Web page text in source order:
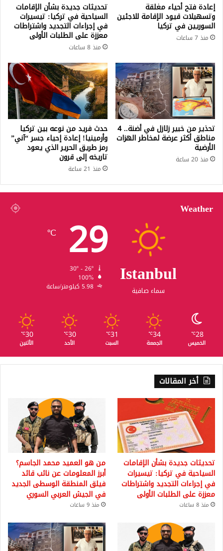
إعادة فتح أحياء مغلقة
وتسهيلات قيود الإقامة للاجئين
السوريين في تركيا
منذ 7 ساعات
تحديثات جديدة بشأن الإقامات
السياحية في تركيا: تيسيرات
في إجراءات التجديد واشتراطات
معززة على الطلبات الأولى
منذ 8 ساعات
تحذير من خبير زلازل في أضنة.. 4
مناطق أكثر عرضة لمخاطر الهزات
الأرضية
منذ 20 ساعة
حدث فريد من نوعه بين تركيا
وأرمينيا! إعادة إحياء جسر “آني”
رمز طريق الحرير الذي يعود
تاريخه إلى قرون
منذ 21 ساعة
Weather
Istanbul
سماء صافية
29
℃
100%
5.98 كيلومتر/ساعة
28
℃
الخميس
34
℃
الجمعة
31
℃
السبت
30
℃
الأحد
30
℃
الأثنين
أخر المقالات
تحديثات جديدة بشأن الإقامات
السياحية في تركيا: تيسيرات
في إجراءات التجديد واشتراطات
معززة على الطلبات الأولى
منذ 8 ساعات
من هو العميد محمد الجاسم؟
أبرز المعلومات عن نائب قائد
فيلق المنطقة الوسطى الجديد
في الجيش العربي السوري
منذ 9 ساعات